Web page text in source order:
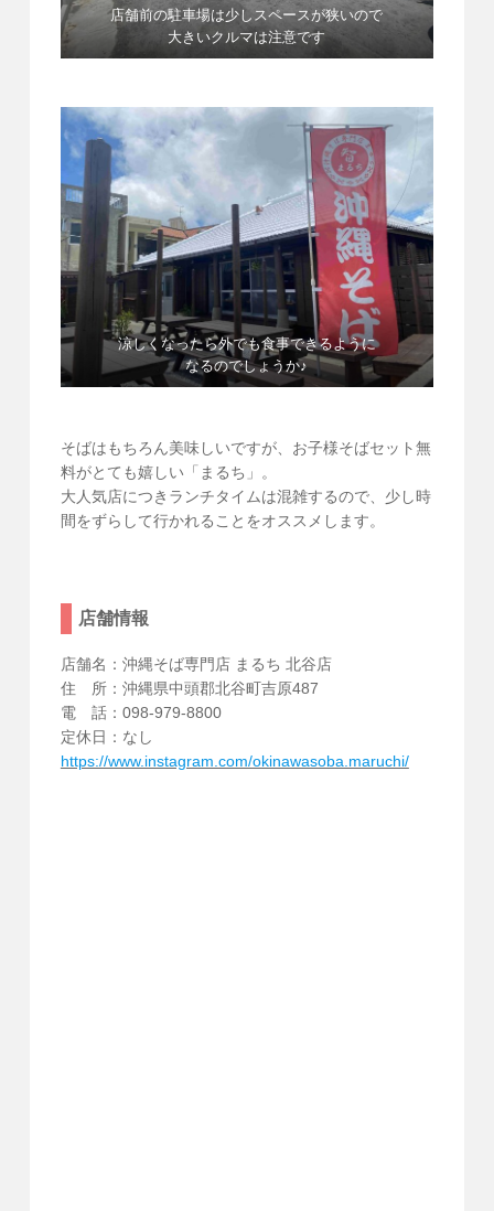
店舗前の駐車場は少しスペースが狭いので
大きいクルマは注意です
涼しくなったら外でも食事できるように
なるのでしょうか♪
そばはもちろん美味しいですが、お子様そばセット無
料がとても嬉しい「まるち」。
大人気店につきランチタイムは混雑するので、少し時
間をずらして行かれることをオススメします。
店舗情報
店舗名：沖縄そば専門店 まるち 北谷店
住 所：沖縄県中頭郡北谷町吉原487
電 話：098-979-8800
定休日：なし
https://www.instagram.com/okinawasoba.maruchi/